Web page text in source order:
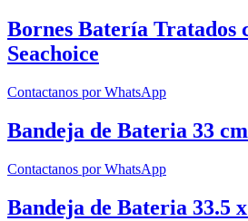
Bornes Batería Tratados
Seachoice
Contactanos por WhatsApp
Bandeja de Bateria 33
Contactanos por WhatsApp
Bandeja de Bateria 33.5